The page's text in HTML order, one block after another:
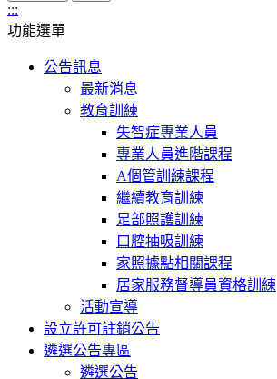
:::
功能選單
公告訊息
最新消息
教育訓練
失智症專業人員
專業人員進階課程
A個管訓練課程
繼續教育訓練
足部照護訓練
口腔抽吸訓練
家照據點相關課程
居家服務督導員資格訓練
活動宣導
設立許可註銷公告
遴選公告專區
遴選公告